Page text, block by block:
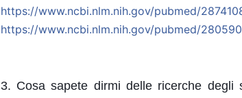
https://www.ncbi.nlm.nih.gov/pubmed/
https://www.ncbi.nlm.nih.gov/pubmed/
3. Cosa sapete dirmi delle ricerche degli